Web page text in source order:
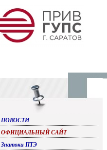
НОВОСТИ
ОФИЦИАЛЬНЫЙ САЙТ
Знатоки ПТЭ